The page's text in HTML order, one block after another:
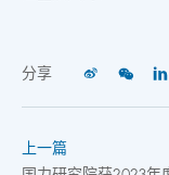
分享
上一篇